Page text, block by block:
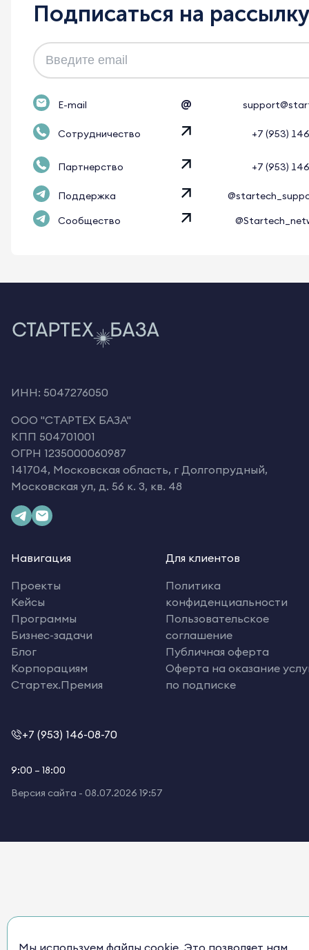
Подписаться на рассылку
E-mail @
Сотрудничество +7 (953)
Партнерство +7 (953)
Поддержка
Сообщество
ИНН: 5047276050
OOO "СТАРТЕХ БАЗА"
КПП 504701001
ОГРН 1235000060987
141704, Московская область, г Долгопрудный,
Московская ул, д. 56 к. 3, кв. 48
Навигация
Проекты
Кейсы
Программы
Бизнес-задачи
Блог
Корпорациям
Стартех.Премия
Для клиентов
Политика
конфиденциальности
Пользовательское
соглашение
Публичная оферта
Оферта на оказание
по подписке
+7 (953) 146-08-70
9:00 – 18:00
Версия сайта - 08.07.2026 19:57
Мы используем файлы cookie. Это позволяет нам